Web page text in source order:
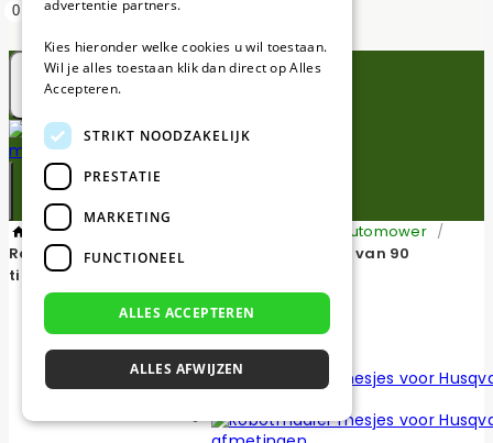
0
/ Robotmaaier mesjes voor Husqvarna Automower /
Robotmaaier mesjes voor Husqvarna – Set van 90
titanium gecoat
advertentie partners.
Kies hieronder welke cookies u wil toestaan.
Wil je alles toestaan klik dan direct op Alles
Accepteren.
STRIKT NOODZAKELIJK
PRESTATIE
MARKETING
FUNCTIONEEL
ALLES ACCEPTEREN
ALLES AFWIJZEN